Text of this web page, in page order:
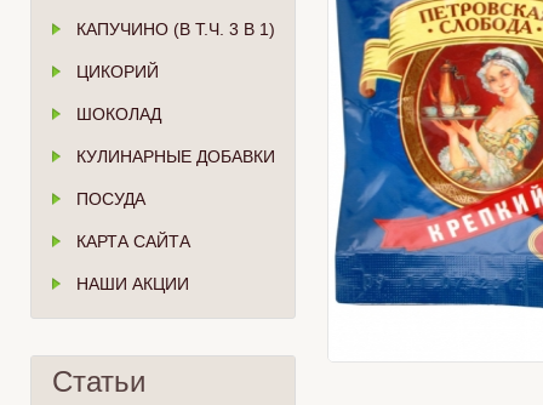
КАПУЧИНО (В Т.Ч. 3 В 1)
ЦИКОРИЙ
ШОКОЛАД
КУЛИНАРНЫЕ ДОБАВКИ
ПОСУДА
КАРТА САЙТА
НАШИ АКЦИИ
Статьи